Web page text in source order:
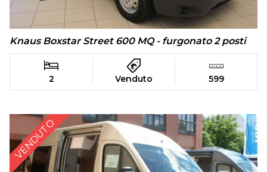
Knaus Boxstar Street 600 MQ - furgonato 2 posti
2 Venduto 599
VENDUTO